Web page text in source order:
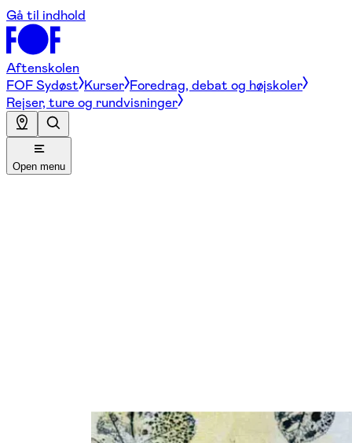
Gå til indhold
Aftenskolen
FOF Sydøst Kurser Foredrag, debat og højskoler
Rejser, ture og rundvisninger
Open menu